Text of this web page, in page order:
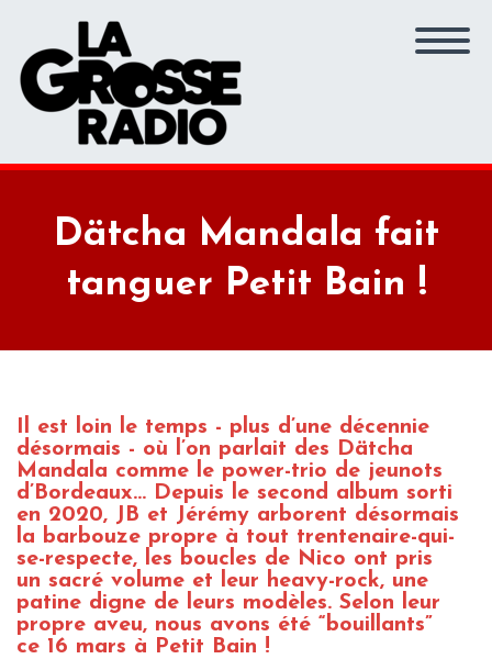
Dätcha Mandala fait
tanguer Petit Bain !
Il est loin le temps - plus d’une décennie
désormais - où l’on parlait des Dätcha
Mandala comme le power-trio de jeunots
d’Bordeaux… Depuis le second album sorti
en 2020, JB et Jérémy arborent désormais
la barbouze propre à tout trentenaire-qui-
se-respecte, les boucles de Nico ont pris
un sacré volume et leur heavy-rock, une
patine digne de leurs modèles. Selon leur
propre aveu, nous avons été “bouillants”
ce 16 mars à Petit Bain !